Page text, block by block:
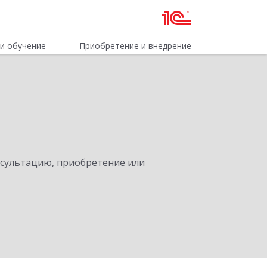
обучение Приобретение и внедрение
приобретение или